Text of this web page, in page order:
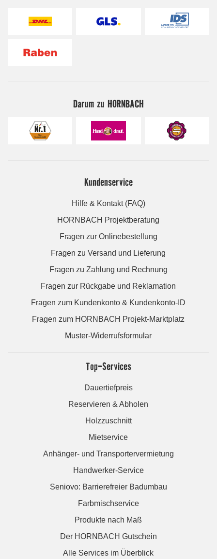
Darum zu HORNBACH
Kundenservice
Hilfe & Kontakt (FAQ)
HORNBACH Projektberatung
Fragen zur Onlinebestellung
Fragen zu Versand und Lieferung
Fragen zu Zahlung und Rechnung
Fragen zur Rückgabe und Reklamation
Fragen zum Kundenkonto & Kundenkonto-ID
Fragen zum HORNBACH Projekt-Marktplatz
Muster-Widerrufsformular
Top-Services
Dauertiefpreis
Reservieren & Abholen
Holzzuschnitt
Mietservice
Anhänger- und Transportervermietung
Handwerker-Service
Seniovo: Barrierefreier Badumbau
Farbmischservice
Produkte nach Maß
Der HORNBACH Gutschein
Alle Services im Überblick